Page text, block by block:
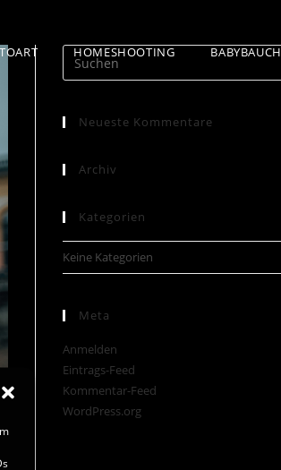
HOMESHOOTING BABYBAUCH
Neueste Kommentare
Archiv
Kategorien
Keine Kategorien
Meta
Anmelden
Eintrags-Feed
Kommentar-Feed
WordPress.org